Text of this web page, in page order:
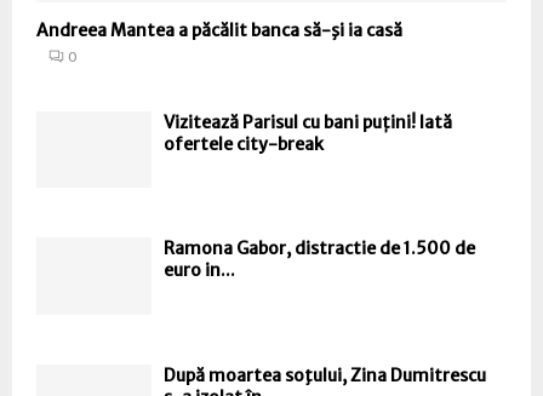
Andreea Mantea a păcălit banca să-şi ia casă
0
Vizitează Parisul cu bani puțini! Iată
ofertele city-break
Ramona Gabor, distractie de 1.500 de
euro in...
După moartea soţului, Zina Dumitrescu